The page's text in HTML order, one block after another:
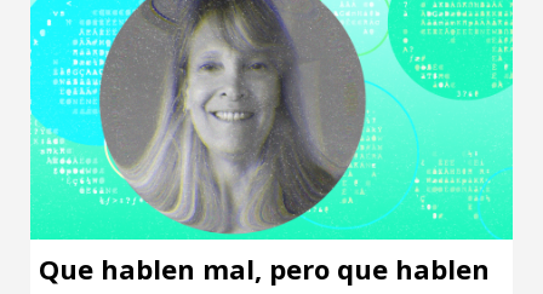
Que hablen mal, pero que hablen